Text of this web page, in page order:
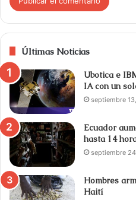
Últimas Noticias
Ubotica e
IA con un
septiembre
Ecuador
hasta 14
septiembre
Hombres
Haití